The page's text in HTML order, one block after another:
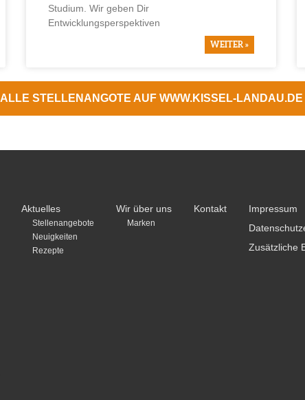
Studium. Wir geben Dir
Entwicklungsperspektiven
WEITER »
ALLE STELLENANGOTE AUF WWW.KISSEL-LANDAU.DE
Aktuelles
Stellenangebote
Neuigkeiten
Rezepte
Wir über uns
Marken
Kontakt
Impressum
Zusätzliche